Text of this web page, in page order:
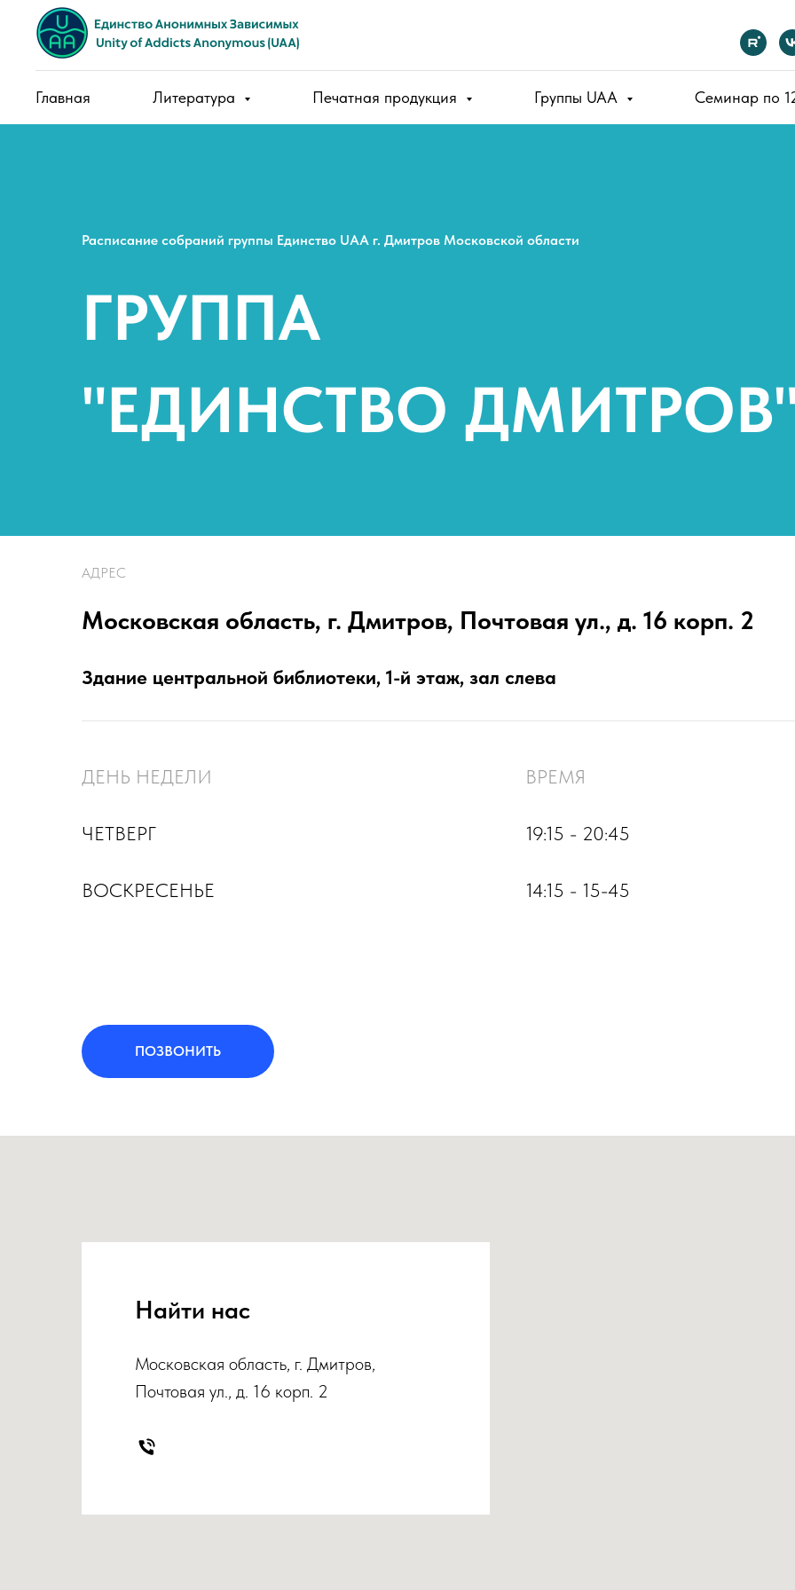
Главная Литература Печатная продукция Группы UAA Семинар по
Расписание собраний группы Единство UAA г. Дмитров Московской области
ГРУППА
"ЕДИНСТВО
АДРЕС
Московская область, г. Дмитров, Почтовая ул., д. 16 корп. 2
Здание центральной библиотеки, 1-й этаж, зал слева
ДЕНЬ НЕДЕЛИ ВРЕМЯ
ЧЕТВЕРГ 19:15 - 20:45
ВОСКРЕСЕНЬЕ 14:15 - 15-45
ПОЗВОНИТЬ
Найти нас
Московская область, г. Дмитров,
Почтовая ул., д. 16 корп. 2